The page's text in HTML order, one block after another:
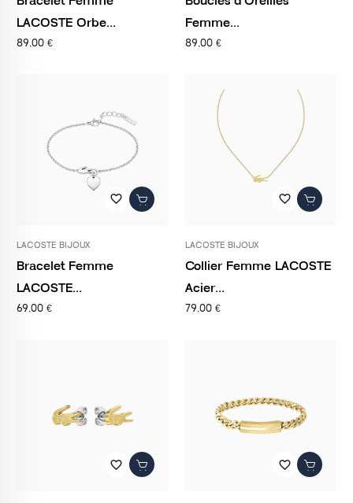
LACOSTE Orbe...
89,00 €
Femme...
89,00 €
favorite_border
LACOSTE BIJOUX
Bracelet Femme
LACOSTE...
69,00 €
favorite_border
LACOSTE BIJOUX
Collier Femme LACOSTE
Acier...
79,00 €
favorite_border favorite_border